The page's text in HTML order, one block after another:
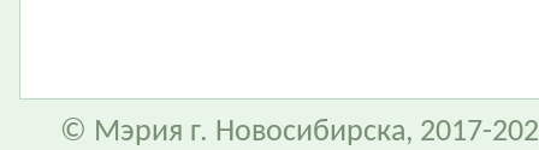
© Мэрия г. Новосибирска, 2017-